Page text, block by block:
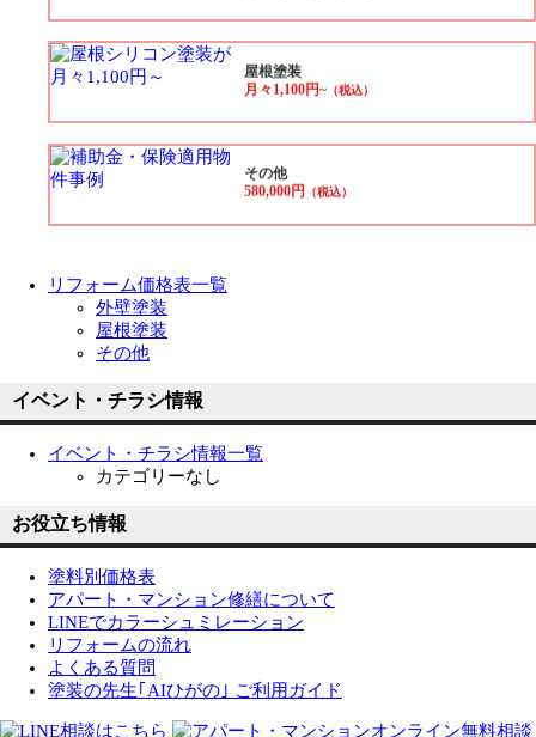
屋根塗装
月々1,100円~（税込）
その他
580,000円 （税込）
リフォーム価格表一覧
外壁塗装
屋根塗装
その他
イベント・チラシ情報
イベント・チラシ情報一覧
カテゴリーなし
お役立ち情報
塗料別価格表
アパート・マンション修繕について
LINEでカラーシュミレーション
リフォームの流れ
よくある質問
塗装の先生｢AIひがの｣ ご利用ガイド